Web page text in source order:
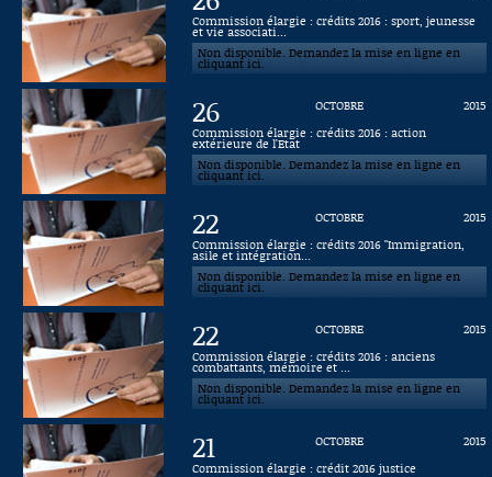
RECHERCHE
AIDE À LA DÉCOUPE
DE VIDÉOS
Commissions
Présidence
Évènements
Connaissance, Histoire
Commission élargie : crédits 2016 : sport, jeunesse
et vie associati...
Non disponible. Demandez la mise en ligne en
cliquant ici.
26 OCTOBRE
2015
Commission élargie : crédits 2016 : action
extérieure de l'Etat
Non disponible. Demandez la mise en ligne en
cliquant ici.
22 OCTOBRE
2015
Commission élargie : crédits 2016 "Immigration,
asile et intégration...
Non disponible. Demandez la mise en ligne en
cliquant ici.
22 OCTOBRE
2015
Commission élargie : crédits 2016 : anciens
combattants, mémoire et ...
Non disponible. Demandez la mise en ligne en
cliquant ici.
21 OCTOBRE
2015
Commission élargie : crédit 2016 justice